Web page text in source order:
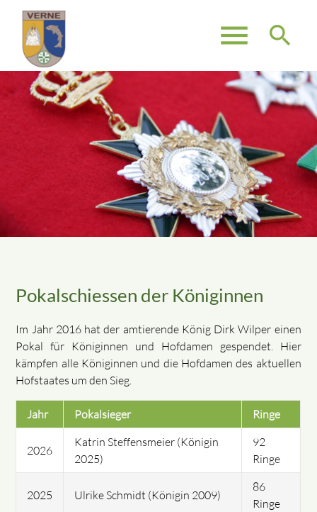
menu search
Suchbegriffe SUCHEN
Pokalschiessen der Königinnen
Im Jahr 2016 hat der amtierende König Dirk Wilper einen
Pokal für Königinnen und Hofdamen gespendet. Hier
kämpfen alle Königinnen und die Hofdamen des aktuellen
Hofstaates um den Sieg.
Jahr Pokalsieger Ringe
2026
Katrin Steffensmeier (Königin
2025)
92
Ringe
2025 Ulrike Schmidt (Königin 2009)
86
Ringe